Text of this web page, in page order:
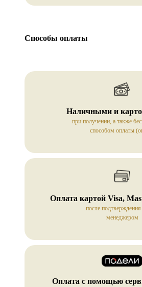
Способы оплаты
Наличными и
при получении, а также
способом оплаты
Оплата картой Visa,
после подтверждения
менеджером
Оплата с помощью